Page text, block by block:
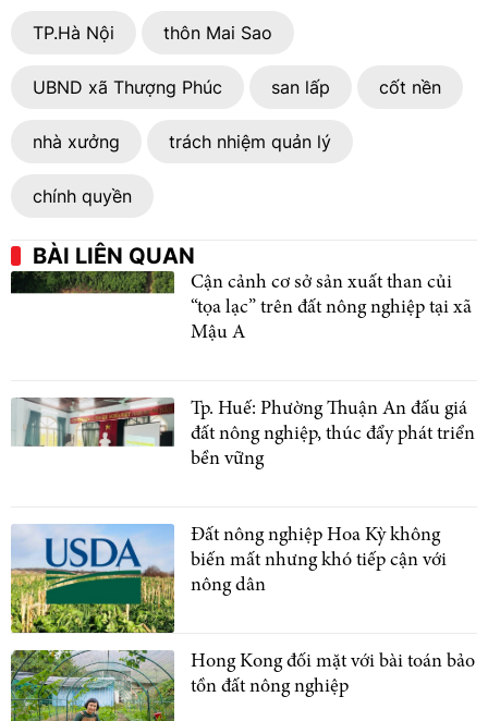
TP.Hà Nội thôn Mai Sao
UBND xã Thượng Phúc san lấp cốt nền
nhà xưởng trách nhiệm quản lý
chính quyền
BÀI LIÊN QUAN
Cận cảnh cơ sở sản xuất than củi
“tọa lạc” trên đất nông nghiệp tại xã
Mậu A
Tp. Huế: Phường Thuận An đấu giá
đất nông nghiệp, thúc đẩy phát triển
bền vững
Đất nông nghiệp Hoa Kỳ không
biến mất nhưng khó tiếp cận với
nông dân
Hong Kong đối mặt với bài toán bảo
tồn đất nông nghiệp